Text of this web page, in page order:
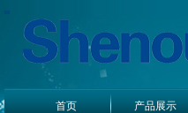
首页 产品展示